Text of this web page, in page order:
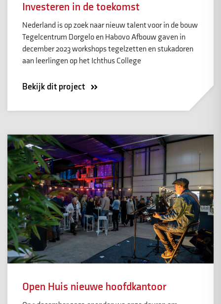
Investeren in de toekomst
Nederland is op zoek naar nieuw talent voor in de bouw
Tegelcentrum Dorgelo en Habovo Afbouw gaven in
december 2023 workshops tegelzetten en stukadoren
aan leerlingen op het Ichthus College
Bekijk dit project
Open Huis nieuwe hoofdkantoor